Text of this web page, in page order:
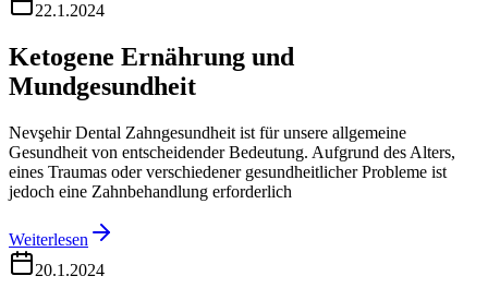
22.1.2024
Ketogene Ernährung und
Mundgesundheit
Nevşehir Dental Zahngesundheit ist für unsere allgemeine
Gesundheit von entscheidender Bedeutung. Aufgrund des Alters,
eines Traumas oder verschiedener gesundheitlicher Probleme ist
jedoch eine Zahnbehandlung erforderlich
Weiterlesen
20.1.2024